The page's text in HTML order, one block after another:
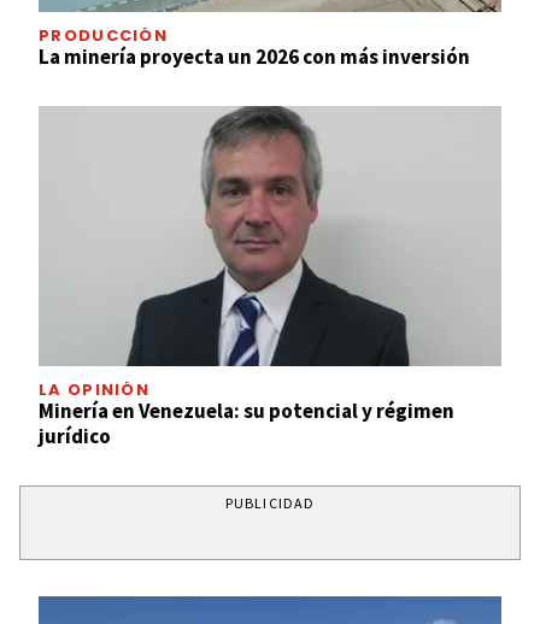
PRODUCCIÓN
La minería proyecta un 2026 con más inversión
LA OPINIÓN
Minería en Venezuela: su potencial y régimen
jurídico
PUBLICIDAD